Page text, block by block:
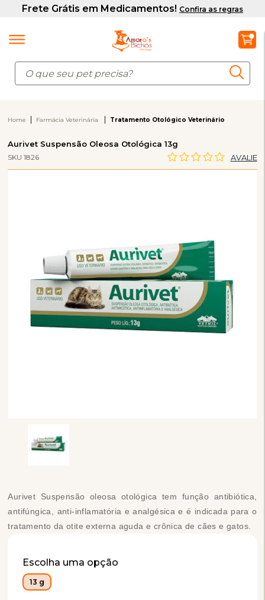
Home Farmácia Veterinária Tratamento Otológico Veterinário
Aurivet Suspensão Oleosa Otológica 13g
SKU 1826 AVALIE
Aurivet Suspensão oleosa otológica tem função antibiótica,
antifúngica, anti-inflamatória e analgésica e é indicada para o
tratamento da otite externa aguda e crônica de cães e gatos.
Escolha uma opção
13 g